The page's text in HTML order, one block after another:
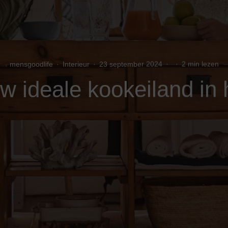
mensgoodlife · Interieur · 23 september 2024 · · 2 min lezen
ideale kookeiland in